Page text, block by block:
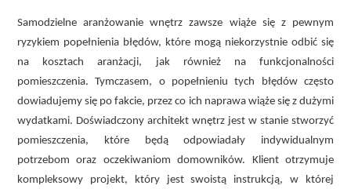
Samodzielne aranżowanie wnętrz zawsze wiąże się z pewnym
ryzykiem popełnienia błędów, które mogą niekorzystnie odbić się
na kosztach aranżacji, jak również na funkcjonalności
pomieszczenia. Tymczasem, o popełnieniu tych błędów często
dowiadujemy się po fakcie, przez co ich naprawa wiąże się z dużymi
wydatkami. Doświadczony architekt wnętrz jest w stanie stworzyć
pomieszczenia, które będą odpowiadały indywidualnym
potrzebom oraz oczekiwaniom domowników. Klient otrzymuje
kompleksowy projekt, który jest swoistą instrukcją, w której